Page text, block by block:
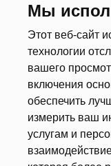
Мы
Этот веб-сайт
технологии
вашего
включения
обеспечить
измерить ваш
услугам и
Інші новини
Анкета
Калькулятор
Документи